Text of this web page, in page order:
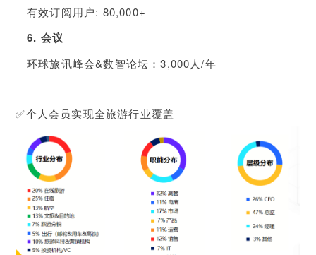
有效订阅用户: 80,000+
6. 会议
环球旅讯峰会&数智论坛：3,000人/年
✅个人会员实现全旅游行业覆盖